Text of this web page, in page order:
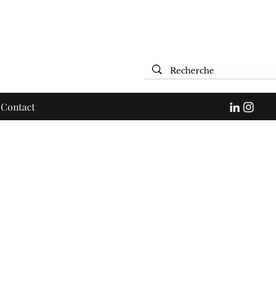
Contact